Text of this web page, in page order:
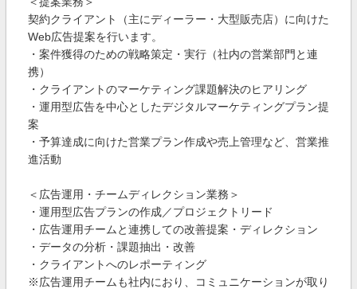
契約クライアント（主にディーラー・大型販売店）に向けた
Web広告提案を行います。
・案件獲得のための戦略策定・実行（社内の営業部門と連
携）
・クライアントのマーケティング課題解決のヒアリング
・運用型広告を中心としたデジタルマーケティングプラン提
案
・予算達成に向けた営業プラン作成や売上管理など、営業推
進活動
＜広告運用・チームディレクション業務＞
・運用型広告プランの作成／プロジェクトリード
・広告運用チームと連携しての改善提案・ディレクション
・データの分析・課題抽出・改善
・クライアントへのレポーティング
※広告運用チームも社内におり、コミュニケーションが取り